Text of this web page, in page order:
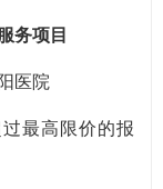
务项目
医院
最高限价的报